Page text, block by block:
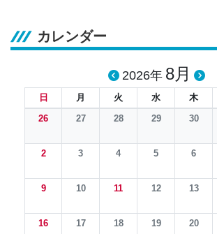
カレンダー
2026年 8月
日 月 火 水 木
26
27 28 29 30
2 3 4 5 6
9 10 11 12 13
16 17 18 19 20